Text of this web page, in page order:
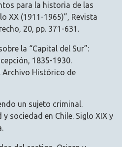
para la historia de las
XX (1911-1965)”, Revista
20, pp. 371-631.
la “Capital del Sur”:
1835-1930.
Archivo Histórico de
un sujeto criminal.
sociedad en Chile. Siglo XIX y